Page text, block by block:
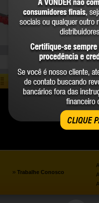
CLIQUE
80.75.000.051
VONDER
COMPARE
» Trabalhe Conosco